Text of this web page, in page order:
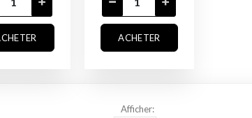
ACHETER
Afficher